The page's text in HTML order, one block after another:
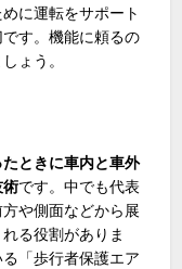
に運転をサポート
す。機能に頼るの
ょう。
ときに車内と車外
術です。中でも代表
や側面などから展
る役割がありま
「歩行者保護エア